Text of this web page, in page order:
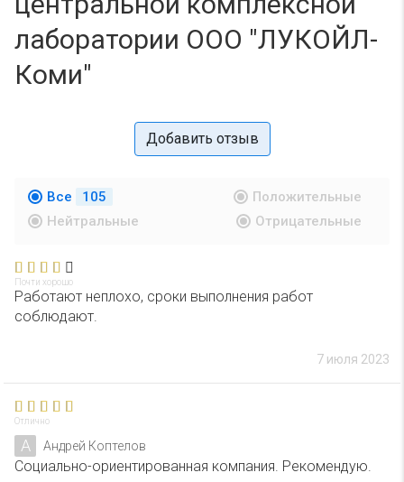
лаборатории ООО "ЛУКОЙЛ-
Коми"
Добавить отзыв
Все 105
Положительные
Нейтральные
Отрицательные
Почти хорошо
Работают неплохо, сроки выполнения работ
соблюдают.
7 июля 2023
Отлично
А Андрей Коптелов
Социально-ориентированная компания. Рекомендую.